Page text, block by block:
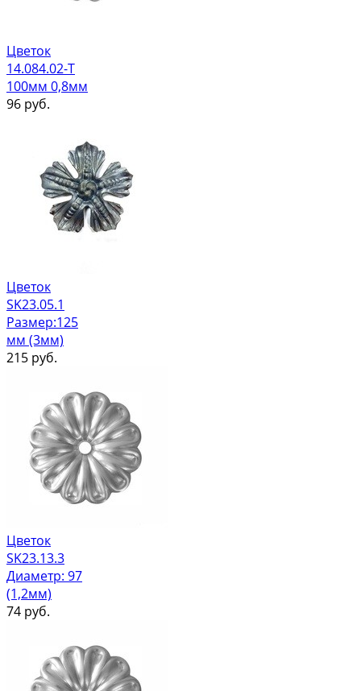
Цветок
14.084.02-Т
100мм 0,8мм
96 руб.
Цветок
SK23.05.1
Размер:125
мм (3мм)
215 руб.
Цветок
SK23.13.3
Диаметр: 97
(1,2мм)
74 руб.